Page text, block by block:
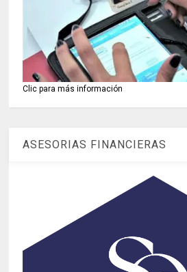
Clic para más información
ASESORIAS FINANCIERAS